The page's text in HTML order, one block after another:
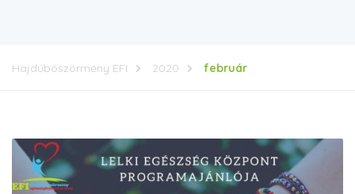
Hajdúböszörmény EFI 2020 február